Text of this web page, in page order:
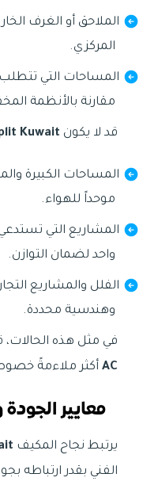
الملاحق أو الغرف
المركزي.
المساحات التي تتطلب
مقارنة بالأنظمة
قد لا يكون
المساحات الكبيرة
موحداً للهواء.
المشاريع التي
واحد لضمان التوازن.
الفلل والمشاريع
وهندسية محددة.
في مثل هذه الحالات،
AC أكثر ملاءمةً
معايير
يرتبط نجاح المكيف
الفني بقدر ارتباطه